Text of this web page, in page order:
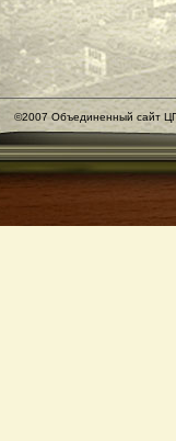
©2007 Объединенный сайт